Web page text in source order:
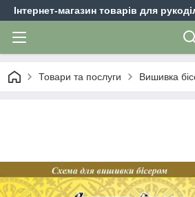
Інтернет-магазин товарів для
Товари та послуги Вишивка